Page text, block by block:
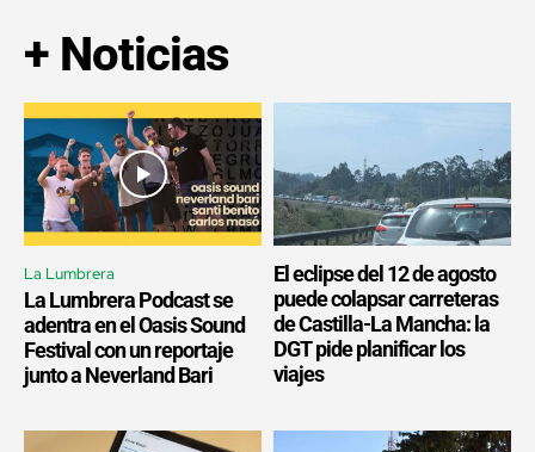
+ Noticias
La Lumbrera
La Lumbrera Podcast se
adentra en el Oasis Sound
Festival con un reportaje
junto a Neverland Bari
El eclipse del 12 de agosto
puede colapsar carreteras
de Castilla-La Mancha: la
DGT pide planificar los
viajes